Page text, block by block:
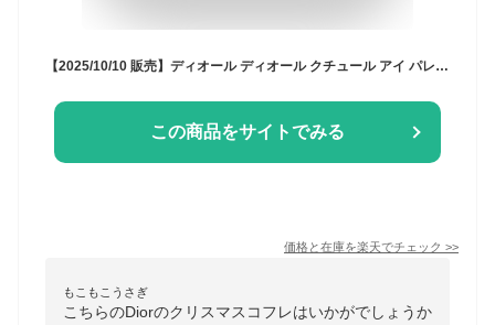
【2025/10/10 販売】ディオール ディオール クチュール アイ パレット クリスマスコフレ 2025 Dior アイシャドウ ブランド 正規品 新品 ギフト プレゼント 誕生日 女性 デパコス クリスマスプレゼント
この商品をサイトでみる
価格と在庫を楽天でチェック >>
もこもこうさぎ
こちらのDiorのクリスマスコフレはいかがでしょうか